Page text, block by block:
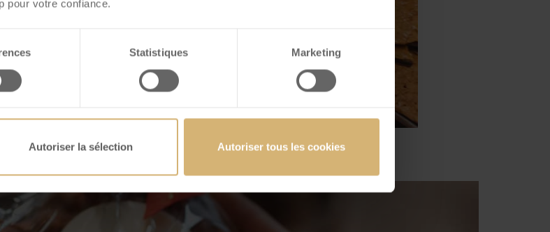
pour votre confiance.
Statistiques Marketing
Autoriser la sélection Autoriser tous les cookies
di cioccolato
di cioccolato online!